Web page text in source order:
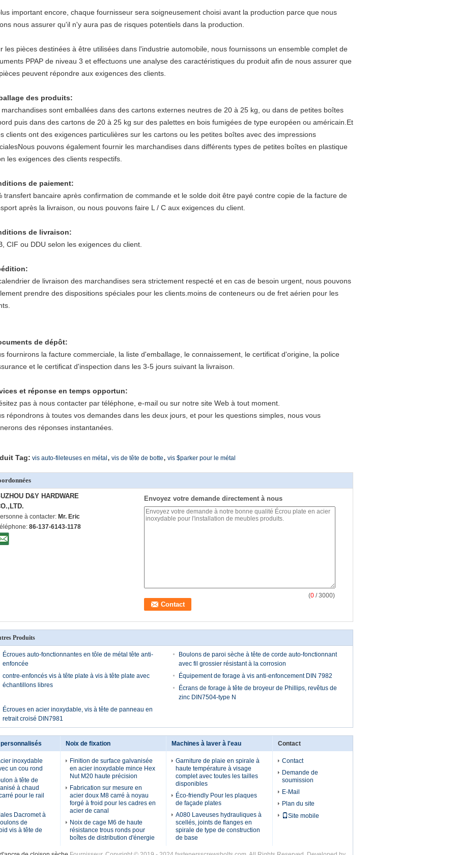
important encore, chaque fournisseur sera soigneusement choisi avant la production parce que nous
nous assurer qu'il n'y aura pas de risques potentiels dans la production.
les pièces destinées à être utilisées dans l'industrie automobile, nous fournissons un ensemble complet de
PPAP de niveau 3 et effectuons une analyse des caractéristiques du produit afin de nous assurer que
peuvent répondre aux exigences des clients.
des produits:
marchandises sont emballées dans des cartons externes neutres de 20 à 25 kg, ou dans de petites boîtes
puis dans des cartons de 20 à 25 kg sur des palettes en bois fumigées de type européen ou américain.Et
clients ont des exigences particulières sur les cartons ou les petites boîtes avec des impressions
pouvons également fournir les marchandises dans différents types de petites boîtes en plastique
les exigences des clients respectifs.
de paiement:
transfert bancaire après confirmation de commande et le solde doit être payé contre copie de la facture de
après la livraison, ou nous pouvons faire L / C aux exigences du client.
de livraison:
CIF ou DDU selon les exigences du client.
:
de livraison des marchandises sera strictement respecté et en cas de besoin urgent, nous pouvons
prendre des dispositions spéciales pour les clients.moins de conteneurs ou de fret aérien pour les
de dépôt:
fournirons la facture commerciale, la liste d'emballage, le connaissement, le certificat d'origine, la police
et le certificat d'inspection dans les 3-5 jours suivant la livraison.
et réponse en temps opportun:
pas à nous contacter par téléphone, e-mail ou sur notre site Web à tout moment.
répondrons à toutes vos demandes dans les deux jours, et pour les questions simples, nous vous
des réponses instantanées.
Tag: vis auto-fileteuses en métal , vis de tête de botte, vis $parker pour le métal
D&Y HARDWARE
à contacter: Mr. Eric
86-137-6143-1178
Envoyez votre demande directement à nous
(0 / 3000)
Produits
Écroues auto-fonctionnantes en tôle de métal tête anti-
enfoncée
Boulons de paroi sèche à tête de corde auto-fonctionnant
avec fil grossier résistant à la corrosion
contre-enfoncés vis à tête plate à vis à tête plate avec
échantillons libres
Équipement de forage à vis anti-enfoncement DIN 7982
Écrans de forage à tête de broyeur de Phillips, revêtus de
zinc DIN7504-type N
Écroues en acier inoxydable, vis à tête de panneau en
retrait croisé DIN7981
inoxydable
un cou rond
à tête de
à chaud
pour le rail
Dacromet à
de
vis à tête de
Noix de fixation
Finition de surface galvanisée
en acier inoxydable mince Hex
Nut M20 haute précision
Fabrication sur mesure en
acier doux M8 carré à noyau
forgé à froid pour les cadres en
acier de canal
Noix de cage M6 de haute
résistance trous ronds pour
boîtes de distribution d'énergie
Machines à laver à l'eau
Garniture de plaie en spirale à
haute température à visage
complet avec toutes les tailles
disponibles
Éco-friendly Pour les plaques
de façade plates
A080 Laveuses hydrauliques à
scellés, joints de flanges en
spirale de type de construction
de base
Contact
Contact
Demande de
soumission
E-Mail
Plan du site
Site mobile